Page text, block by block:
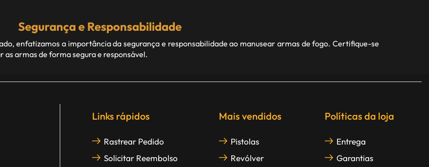
Segurança e Responsabilidade
enfatizamos a importância da segurança e responsabilidade ao manusear armas de fogo. Certifique-se
as armas de forma segura e responsável.
Links rápidos
Rastrear Pedido
Solicitar Reembolso
Mais vendidos
Pistolas
Revólver
Políticas da loja
Entrega
Garantias